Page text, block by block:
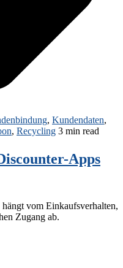
, Kundendaten,
, Recycling 3 min read
Apps
vom Einkaufsverhalten,
Zugang ab.